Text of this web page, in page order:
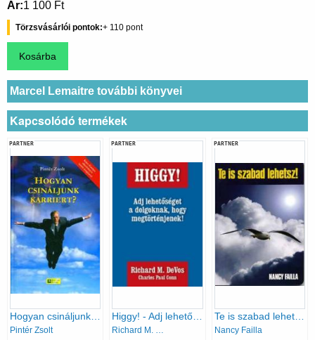
Ár 1 100 Ft
Törzsvásárlói pontok 110
Marcel Lemaitre további könyvei
Kapcsolódó termékek
PARTNER
Pintér Zsolt
PARTNER PARTNER
Te is szabad lehetsz!
Nancy Failla